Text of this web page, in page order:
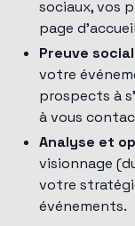
sociaux, vos
page
Preuve
votre
prospects à
à vous
Analyse et
visionnage
votre
événements.